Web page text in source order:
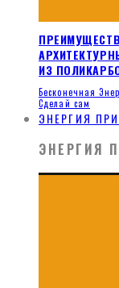
ИЗ
Бесконечная
Сделай сам
ЭНЕРГИЯ
ЭНЕРГИЯ